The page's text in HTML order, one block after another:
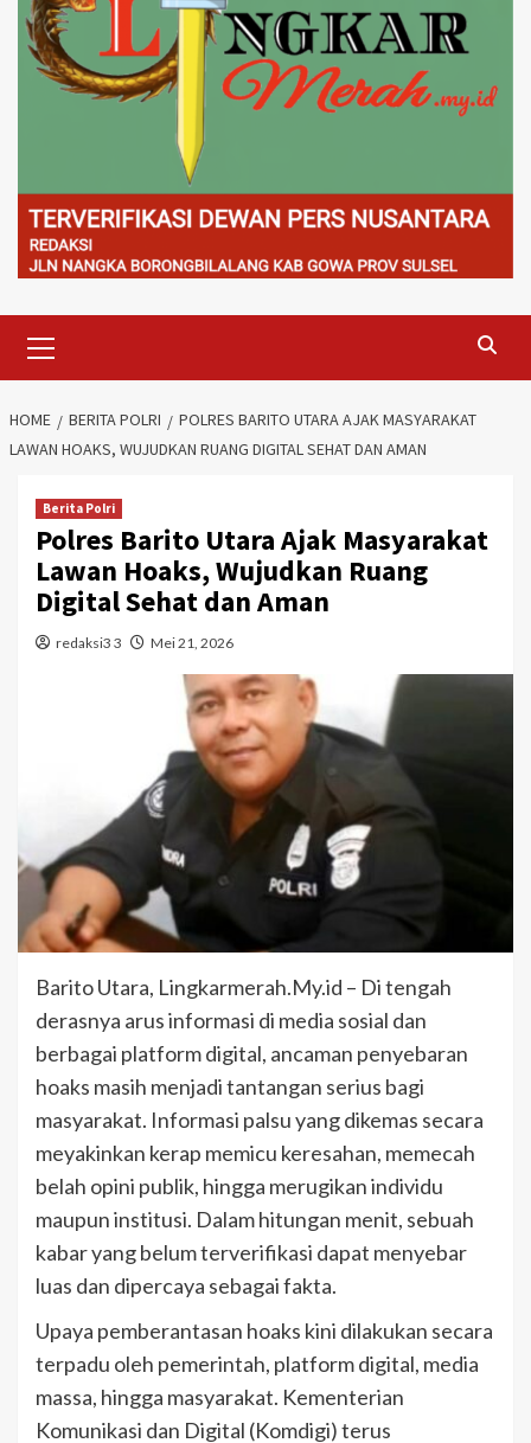
Menu
HOME BERITA POLRI
POLRES BARITO UTARA AJAK MASYARAKAT
LAWAN HOAKS, WUJUDKAN RUANG DIGITAL SEHAT DAN AMAN
Berita Polri
Polres Barito Utara Ajak Masyarakat
Lawan Hoaks, Wujudkan Ruang
Digital Sehat dan Aman
redaksi3 3 Mei 21, 2026
Barito Utara, Lingkarmerah.My.id – Di tengah
derasnya arus informasi di media sosial dan
berbagai platform digital, ancaman penyebaran
hoaks masih menjadi tantangan serius bagi
masyarakat. Informasi palsu yang dikemas secara
meyakinkan kerap memicu keresahan, memecah
belah opini publik, hingga merugikan individu
maupun institusi. Dalam hitungan menit, sebuah
kabar yang belum terverifikasi dapat menyebar
luas dan dipercaya sebagai fakta.
Upaya pemberantasan hoaks kini dilakukan secara
terpadu oleh pemerintah, platform digital, media
massa, hingga masyarakat. Kementerian
Komunikasi dan Digital (Komdigi) terus